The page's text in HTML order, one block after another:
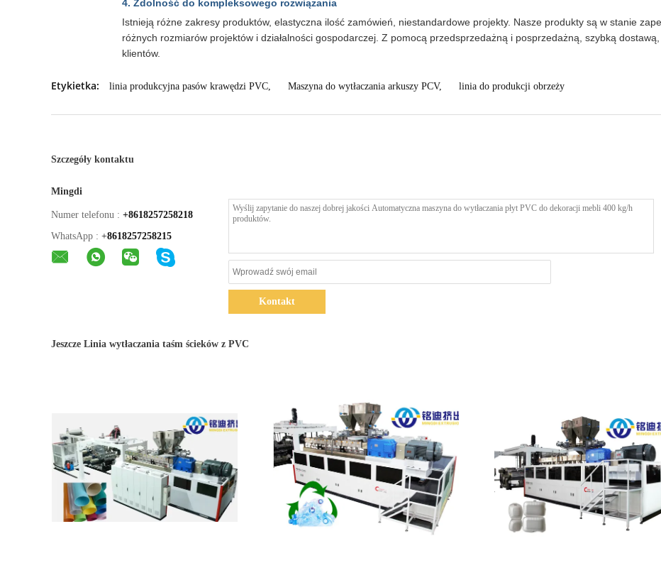
4. Zdolność do kompleksowego rozwiązania
Istnieją różne zakresy produktów, elastyczna ilość zamówień, niestandardowe projekty. Nasze produkty są w stanie
różnych rozmiarów projektów i działalności gospodarczej. Z pomocą przedsprzedażną i posprzedażną, szybką
klientów.
Etykietka: linia produkcyjna pasów krawędzi PVC, Maszyna do wytłaczania arkuszy PCV, linia do produkcji obrzeży
Szczegóły kontaktu
Mingdi
Numer telefonu : +8618257258218
WhatsApp : +8618257258215
Kontakt
Jeszcze Linia wytłaczania taśm ścieków z PVC